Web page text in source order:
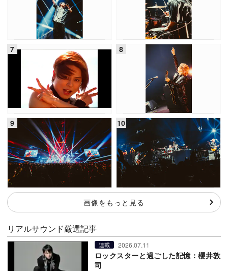
画像をもっと見る
リアルサウンド厳選記事
連載 2026.07.11
ロックスターと過ごした記憶：櫻井敦
司